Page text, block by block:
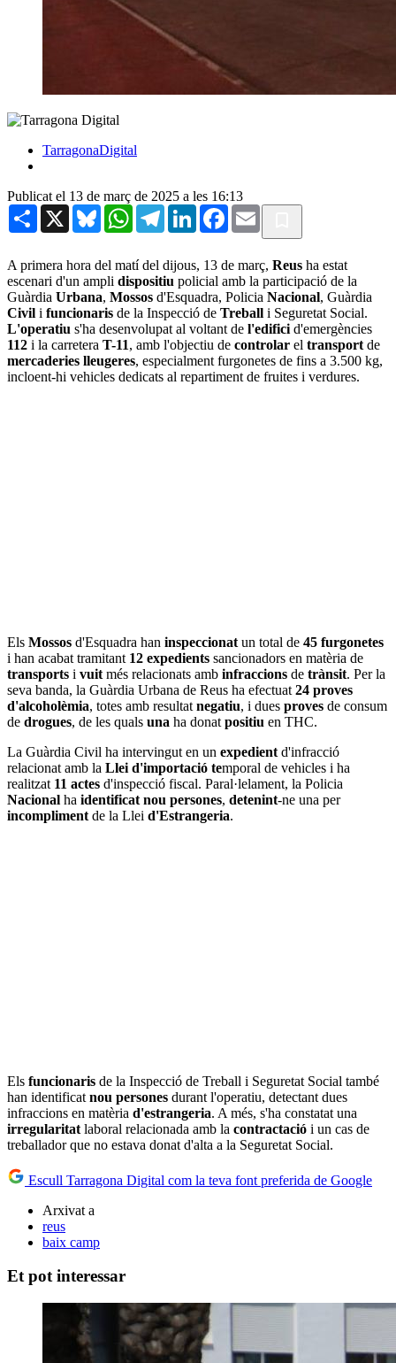
TarragonaDigital
Publicat el 13 de març de 2025 a les 16:13
Share X BlueskyWhatsAppTelegramLinkedInFacebook
Email
A primera hora del matí del dijous, 13 de març, Reus ha estat
escenari d'un ampli dispositiu policial amb la participació de la
Guàrdia Urbana, Mossos d'Esquadra, Policia Nacional, Guàrdia
Civil i funcionaris de la Inspecció de Treball i Seguretat Social.
L'operatiu s'ha desenvolupat al voltant de l'edifici d'emergències
112 i la carretera T-11, amb l'objectiu de controlar el transport de
mercaderies lleugeres, especialment furgonetes de fins a 3.500 kg,
incloent-hi vehicles dedicats al repartiment de fruites i verdures.
Els Mossos d'Esquadra han inspeccionat un total de 45 furgonetes
i han acabat tramitant 12 expedients sancionadors en matèria de
transports i vuit més relacionats amb infraccions de trànsit. Per la
seva banda, la Guàrdia Urbana de Reus ha efectuat 24 proves
d'alcoholèmia, totes amb resultat negatiu, i dues proves de consum
de drogues, de les quals una ha donat positiu en THC.
La Guàrdia Civil ha intervingut en un expedient d'infracció
relacionat amb la Llei d'importació temporal de vehicles i ha
realitzat 11 actes d'inspecció fiscal. Paral·lelament, la Policia
Nacional ha identificat nou persones, detenint-ne una per
incompliment de la Llei d'Estrangeria.
Els funcionaris de la Inspecció de Treball i Seguretat Social també
han identificat nou persones durant l'operatiu, detectant dues
infraccions en matèria d'estrangeria. A més, s'ha constatat una
irregularitat laboral relacionada amb la contractació i un cas de
treballador que no estava donat d'alta a la Seguretat Social.
Escull Tarragona Digital com la teva font preferida de Google
Arxivat a
reus
baix camp
Et pot interessar